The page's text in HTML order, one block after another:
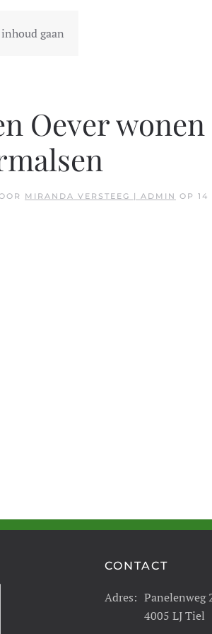
gaan
Oever
MIRANDA VERSTEEG | ADMIN OP 14
CONTACT
Adres: Panelenweg
4005 LJ Tiel